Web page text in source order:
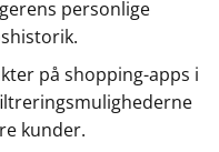
personlige
på shopping-apps i
kunder.